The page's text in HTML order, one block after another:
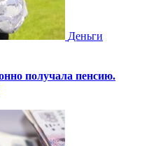
Деньги
получала пенсию.